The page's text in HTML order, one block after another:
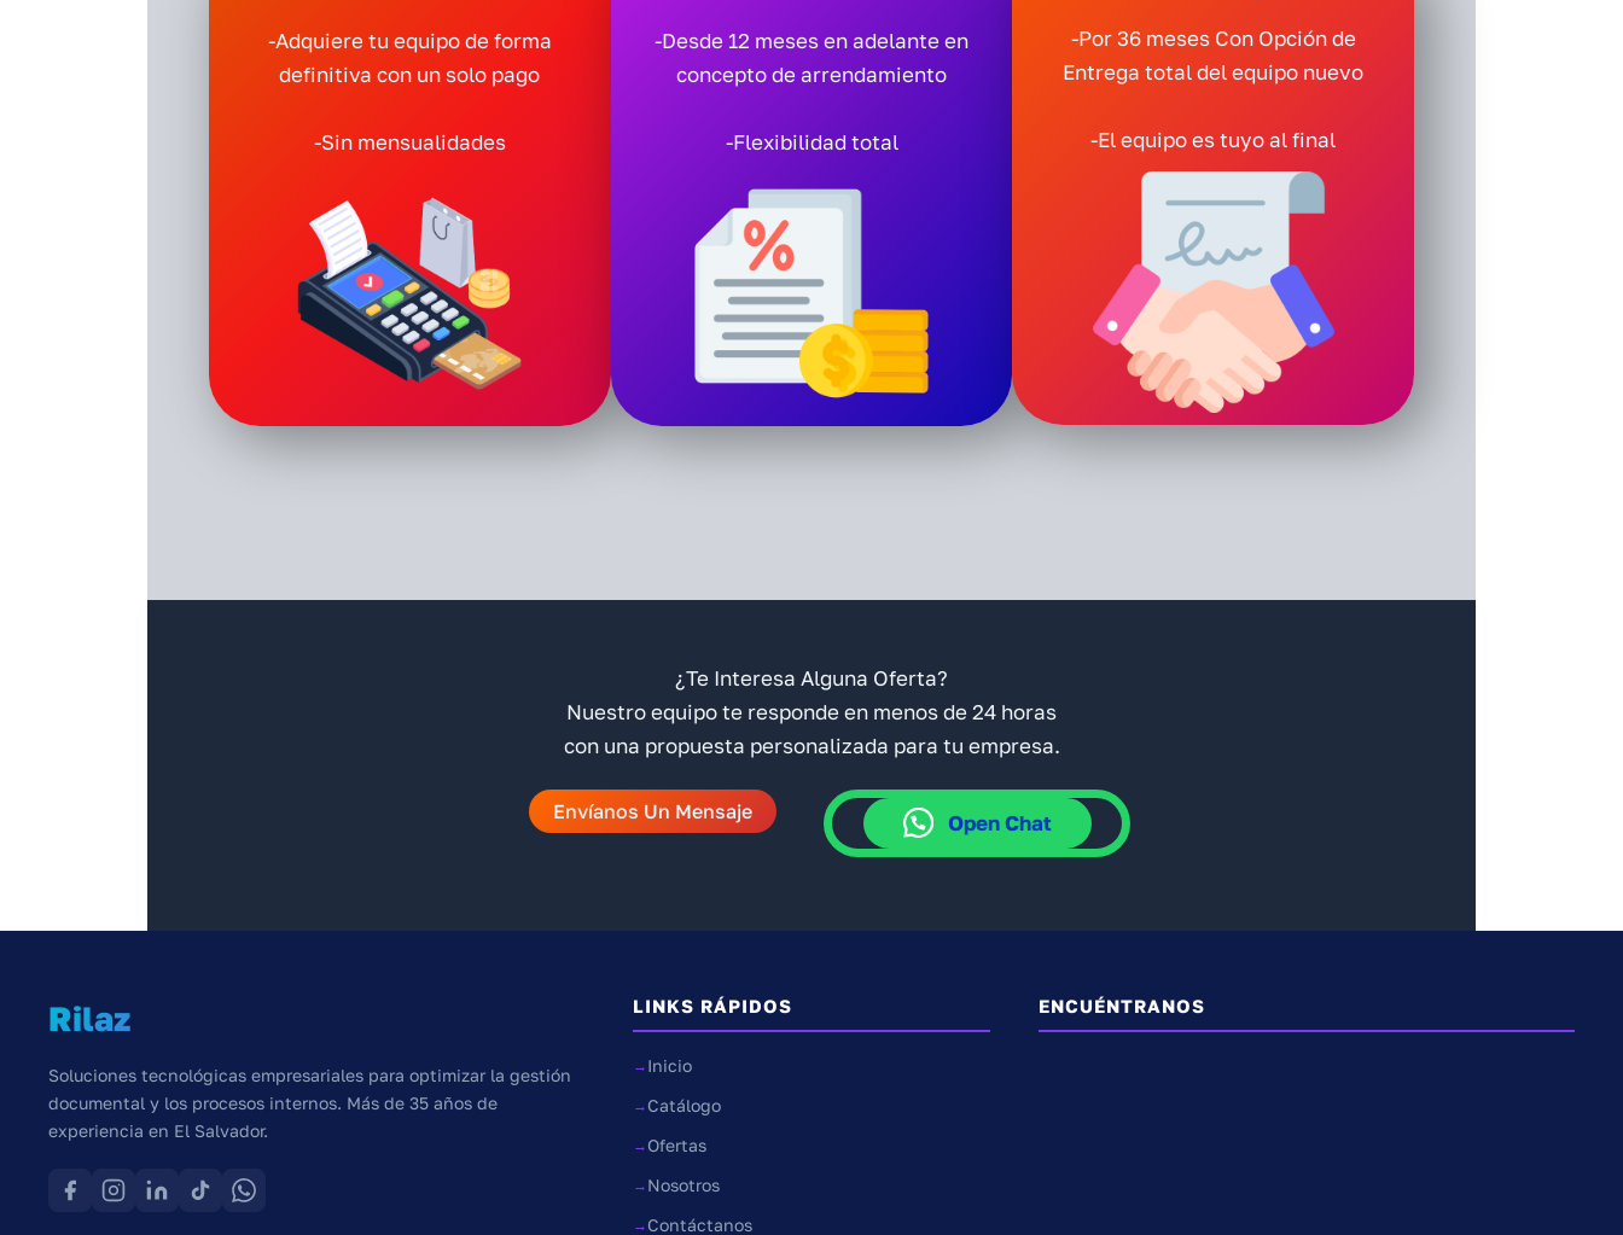
-Adquiere tu equipo de forma
definitiva con un solo pago
-Sin mensualidades
-Desde 12 meses en adelante en
concepto de arrendamiento
-Flexibilidad total
-Por 36 meses Con Opción de
Entrega total del equipo nuevo
-El equipo es tuyo al final
¿Te Interesa Alguna Oferta?
Nuestro equipo te responde en menos de 24 horas
con una propuesta personalizada para tu empresa.
Envíanos Un Mensaje Open Chat
Rilaz
Soluciones tecnológicas empresariales para optimizar la gestión
documental y los procesos internos. Más de 35 años de
experiencia en El Salvador.
LINKS RÁPIDOS
Inicio
Catálogo
Ofertas
Nosotros
Contáctanos
ENCUÉNTRANOS